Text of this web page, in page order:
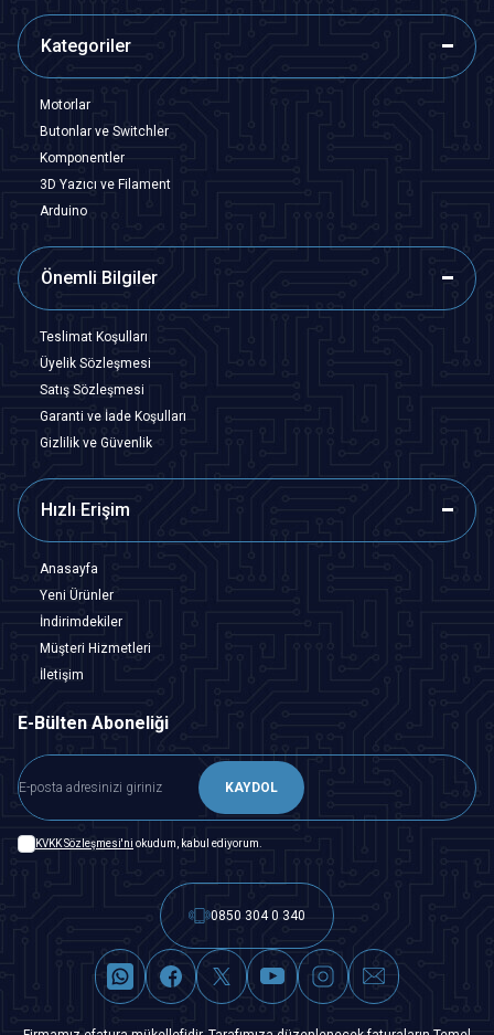
Kategoriler
Motorlar
Butonlar ve Switchler
Komponentler
3D Yazıcı ve Filament
Arduino
Önemli Bilgiler
Teslimat Koşulları
Üyelik Sözleşmesi
Satış Sözleşmesi
Garanti ve İade Koşulları
Gizlilik ve Güvenlik
Hızlı Erişim
Anasayfa
Yeni Ürünler
İndirimdekiler
Müşteri Hizmetleri
İletişim
E-Bülten Aboneliği
KAYDOL
KVKK Sözleşmesi'ni okudum, kabul ediyorum.
0850 304 0 340